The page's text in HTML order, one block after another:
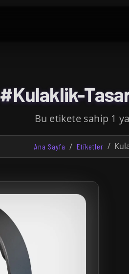
#Kulaklik-
Bu etikete sahip 1
Ana Sayfa Etiketler